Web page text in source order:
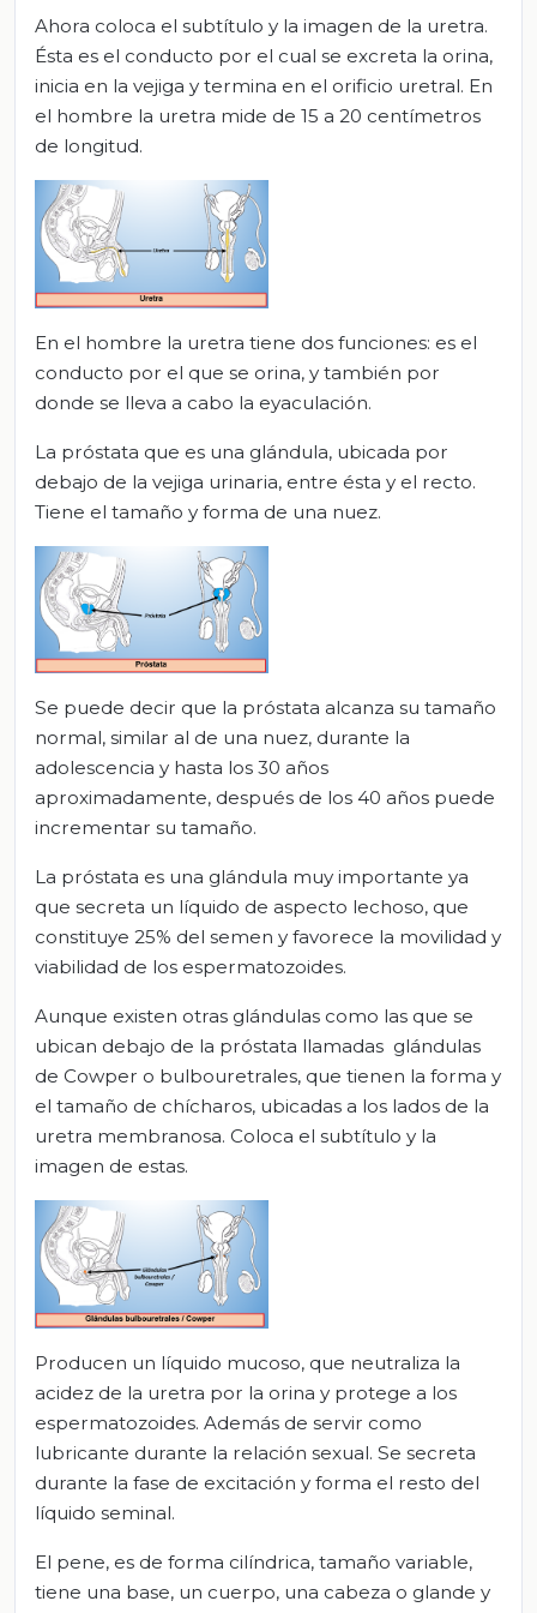
Ahora coloca el subtítulo y la imagen de la uretra.
Ésta es el conducto por el cual se excreta la orina,
inicia en la vejiga y termina en el orificio uretral. En
el hombre la uretra mide de 15 a 20 centímetros
de longitud.
En el hombre la uretra tiene dos funciones: es el
conducto por el que se orina, y también por
donde se lleva a cabo la eyaculación.
La próstata que es una glándula, ubicada por
debajo de la vejiga urinaria, entre ésta y el recto.
Tiene el tamaño y forma de una nuez.
Se puede decir que la próstata alcanza su tamaño
normal, similar al de una nuez, durante la
adolescencia y hasta los 30 años
aproximadamente, después de los 40 años puede
incrementar su tamaño.
La próstata es una glándula muy importante ya
que secreta un líquido de aspecto lechoso, que
constituye 25% del semen y favorece la movilidad y
viabilidad de los espermatozoides.
Aunque existen otras glándulas como las que se
ubican debajo de la próstata llamadas glándulas
de Cowper o bulbouretrales, que tienen la forma y
el tamaño de chícharos, ubicadas a los lados de la
uretra membranosa. Coloca el subtítulo y la
imagen de estas.
Producen un líquido mucoso, que neutraliza la
acidez de la uretra por la orina y protege a los
espermatozoides. Además de servir como
lubricante durante la relación sexual. Se secreta
durante la fase de excitación y forma el resto del
líquido seminal.
El pene, es de forma cilíndrica, tamaño variable,
tiene una base, un cuerpo, una cabeza o glande y